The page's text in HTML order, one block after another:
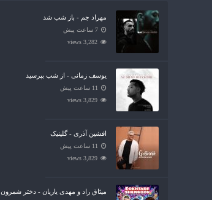
مهراد جم - باز شب شد
7 ساعت پیش
3,282 views
یوسف زمانی - از شب بپرسید
11 ساعت پیش
3,829 views
افشین آذری - گلینیک
11 ساعت پیش
3,829 views
میثاق راد و مهدی یاریان - دختر شمرون